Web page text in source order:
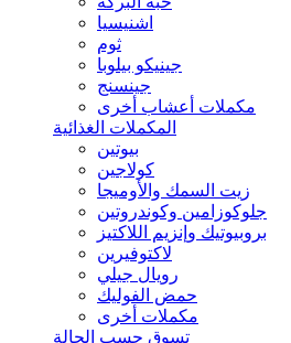
اشنيسيا
ثوم
جينيكو بيلوبا
جينسنج
مكملات أعشاب أخرى
المكملات الغذائية
بيوتين
كولاجين
زيت السمك والأوميجا
جلوكوزامين وكوندروتين
بروبيوتيك وإنزيم اللاكتيز
لاكتوفيرين
رويال جيلي
حمض الفوليك
مكملات أخرى
تسوق حسب الحالة